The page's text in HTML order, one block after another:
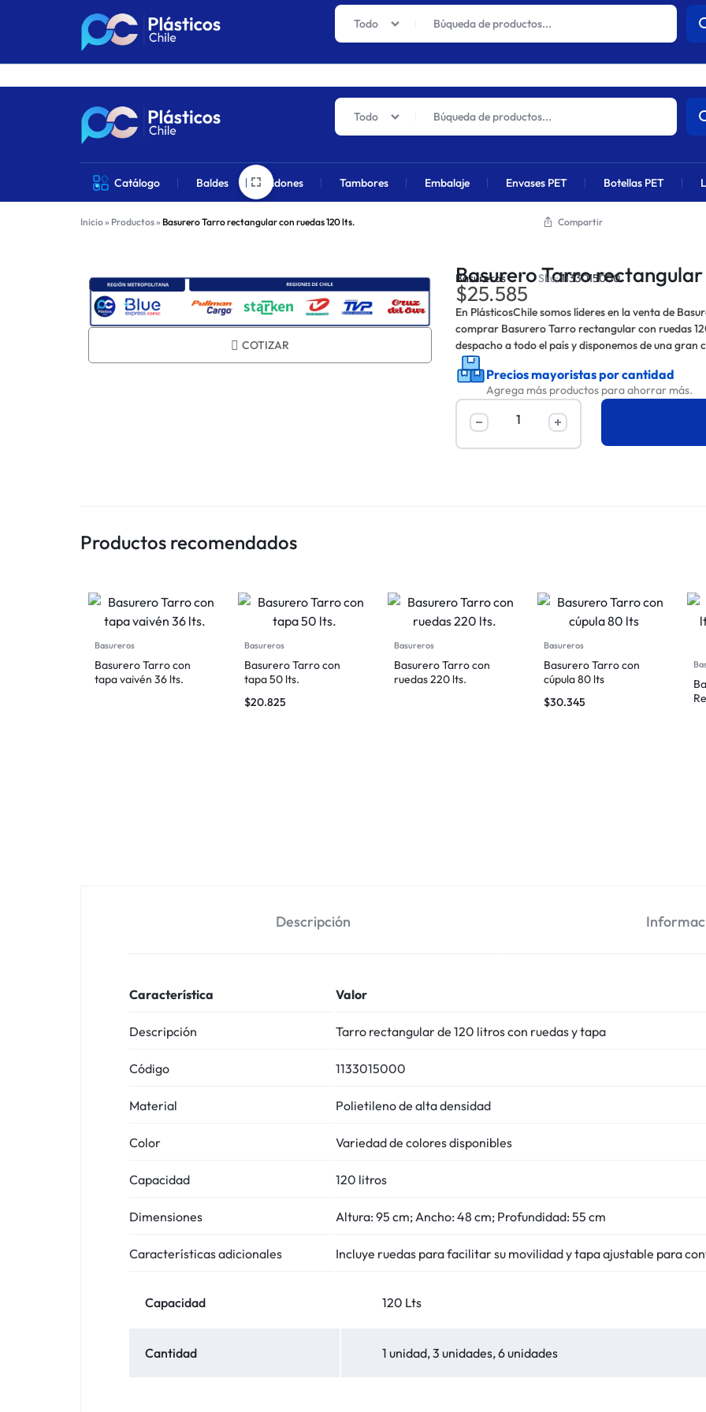
Los precios actuales sufrirán un aumento global próximamente debido al alza en
PLÁSTICOS
CHILE
VENTA
DE
PRODUCTOS
PLÁSTICOS
EN
CHILE
Todo
Catálogo Baldes Bidones Tambores Embalaje Envases PET Botellas PET
Todo
Inicio» Productos» Basurero Tarro rectangular con ruedas 120 lts. Compartir
Métodos de envío:
COTIZAR
Basurero Tarro rectangular
Basureros Sku: 1133015000
$25.585
En PlásticosChile somos líderes en la venta de
comprar Basurero Tarro rectangular con ruedas
despacho a todo el país y disponemos de una
Precios mayoristas por cantidad
Agrega más productos para ahorrar más.
Productos recomendados
Basureros
Basurero Tarro con
tapa vaivén 36 lts.
Basureros
Basurero Tarro con
tapa 50 lts.
$20.825
Basureros
Basurero Tarro con
ruedas 220 lts.
Basureros
Basurero Tarro con
cúpula 80 lts
$30.345
Descripción
Característica Valor
Descripción Tarro rectangular de 120 litros con ruedas y tapa
Código 1133015000
Material Polietileno de alta densidad
Color Variedad de colores disponibles
Capacidad 120 litros
Dimensiones Altura: 95 cm; Ancho: 48 cm; Profundidad: 55 cm
Características adicionales Incluye ruedas para facilitar su movilidad y tapa ajustable para
Capacidad 120 Lts
Cantidad 1 unidad, 3 unidades, 6 unidades